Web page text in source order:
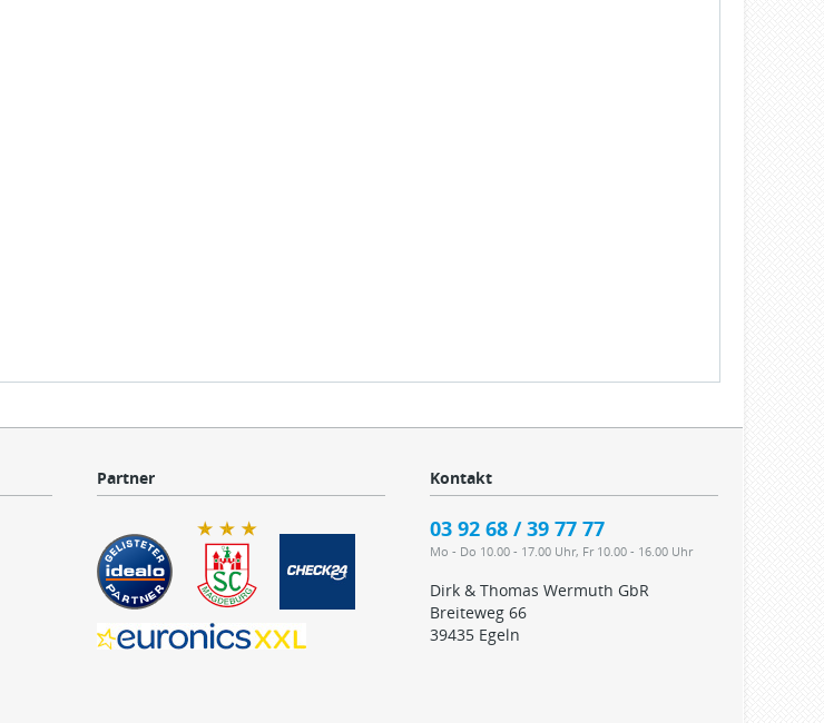
Partner Kontakt
03 92 68 / 39 77 77
Mo - Do 10.00 - 17.00 Uhr, Fr 10.00 - 16.00 Uhr
Dirk & Thomas Wermuth GbR
Breiteweg 66
39435 Egeln